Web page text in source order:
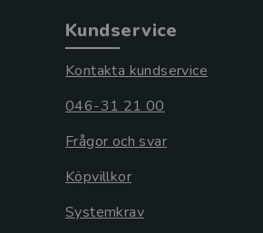
Kundservice
Kontakta kundservice
046-31 21 00
Frågor och svar
Köpvillkor
Systemkrav